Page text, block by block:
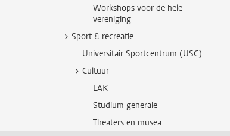
Workshops voor de hele
vereniging
Sport & recreatie
Universitair Sportcentrum (USC)
Cultuur
LAK
Studium generale
Theaters en musea